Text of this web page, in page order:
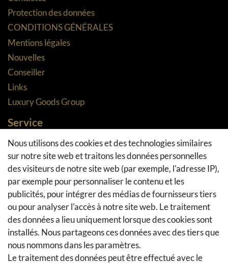
Protection des données
CONDITIONS GÉNÉRALES
Mentions légales
Nouvelles
Conseiller
Links
Luxury Goods Group
Service
Méthodes de paiement
Méthodes et coûts de transport
Droit de rétractation
Retours
Se rétracter du contrat
Panier d'achat
A la caisse
Aide
Nous utilisons des cookies et des technologies similaires
sur notre site web et traitons les données personnelles
des visiteurs de notre site web (par exemple, l'adresse IP),
par exemple pour personnaliser le contenu et les
publicités, pour intégrer des médias de fournisseurs tiers
ou pour analyser l'accès à notre site web. Le traitement
des données a lieu uniquement lorsque des cookies sont
installés. Nous partageons ces données avec des tiers que
nous nommons dans les paramètres.
Le traitement des données peut être effectué avec le